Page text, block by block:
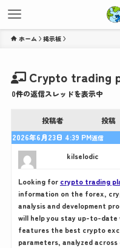
ホーム
Crypto trading
0件の返信スレッドを表示中
投稿者
投稿
2026年6月23日 4:39 PM返信
kilseIodic
Looking for crypto trading
information on the forex,
analysis and development
will help you stay up-to-
features the best crypto
parameters, analyzed